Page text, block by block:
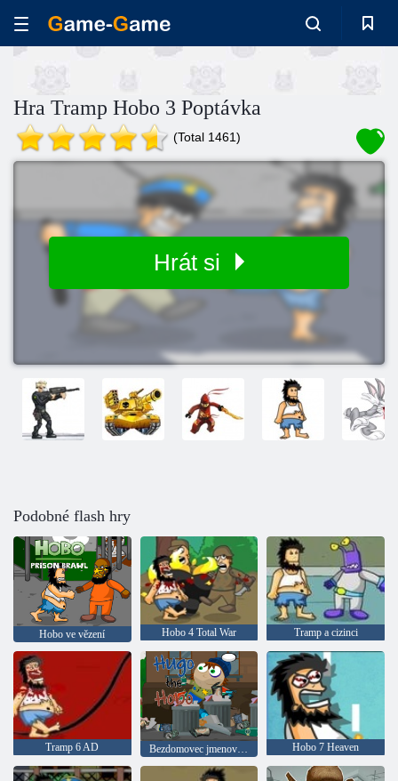
Hra Tramp Hobo 3 Poptávka
(Total 1461)
Hrát si
Podobné flash hry
Hobo ve vězení Hobo 4 Total War Tramp a cizinci
Tramp 6 AD Bezdomovec jmenoval Hugo Hobo 7 Heaven